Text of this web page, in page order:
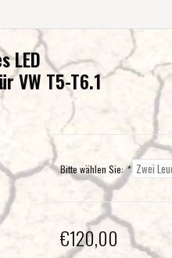
LED
VW T5-T6.1
Bitte wählen Sie:*
€120,00